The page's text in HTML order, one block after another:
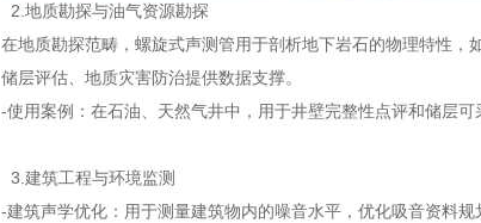
2.地质勘探与油气资源勘探
在地质勘探范畴，螺旋式声测管用于剖析地下岩石的物理特性
储层评估、地质灾害防治提供数据支撑。
-使用案例：在石油、天然气井中，用于井壁完整性点评和储层
3.建筑工程与环境监测
-建筑声学优化：用于测量建筑物内的噪音水平，优化吸音资料